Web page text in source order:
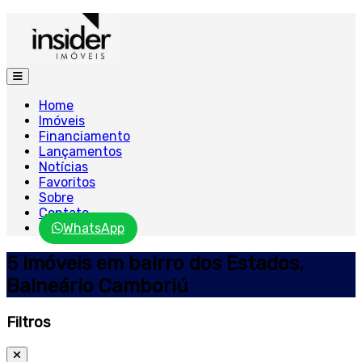
Home
Imóveis
Financiamento
Lançamentos
Notícias
Favoritos
Sobre
Contato
WhatsApp
5 Imóveis em bairro dos Estados,
Balneário Camboriú
Filtros